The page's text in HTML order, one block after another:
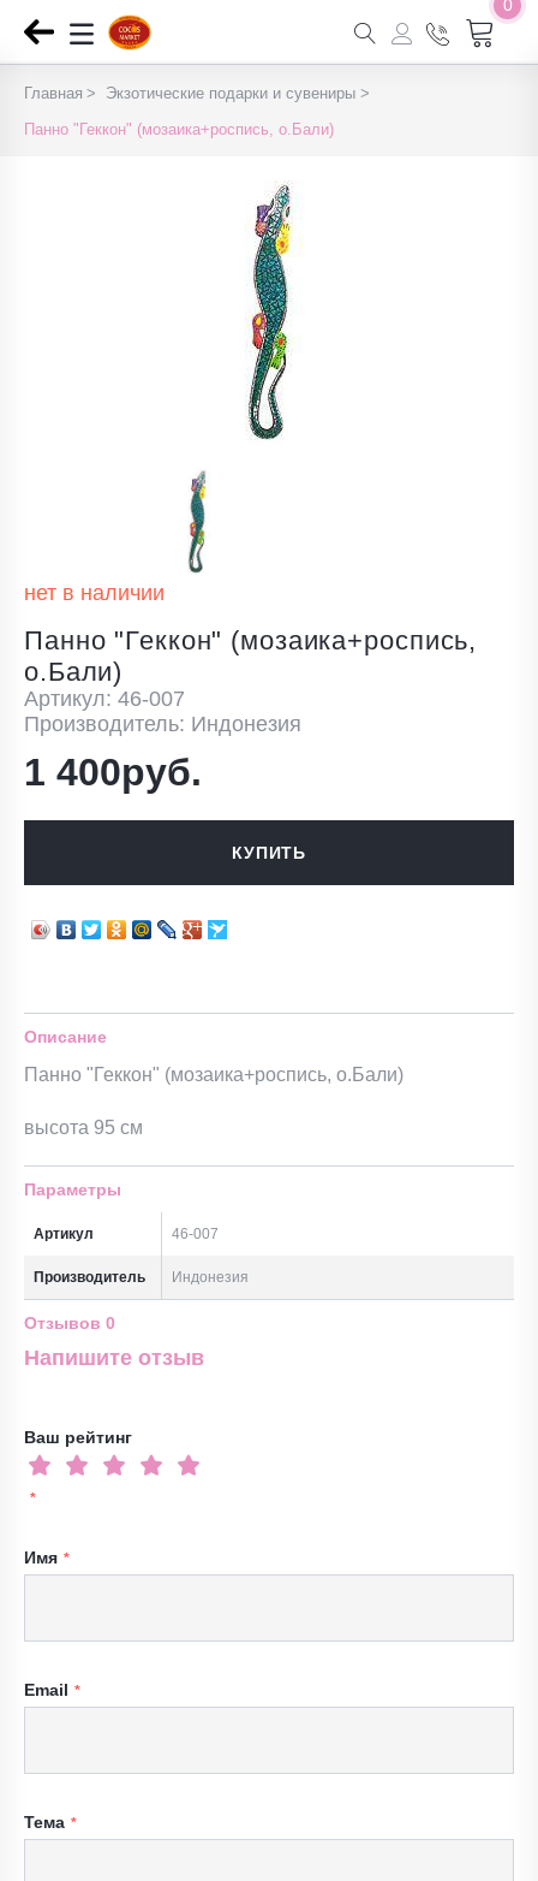
0
Главная
Экзотические подарки и сувениры
Панно "Геккон" (мозаика+роспись, о.Бали)
нет в наличии
Панно "Геккон" (мозаика+роспись,
о.Бали)
Артикул: 46-007
Производитель: Индонезия
1 400руб.
КУПИТЬ
Описание
Панно "Геккон" (мозаика+роспись, о.Бали)
высота 95 см
Параметры
Артикул 46-007
Производитель Индонезия
Отзывов 0
Напишите отзыв
Ваш рейтинг
Имя
Email
Тема